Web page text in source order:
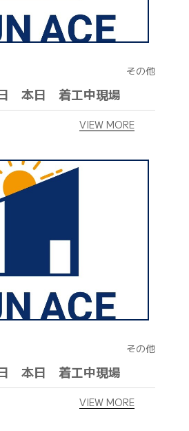
その他
本日 着工中現場
VIEW MORE
その他
本日 着工中現場
VIEW MORE